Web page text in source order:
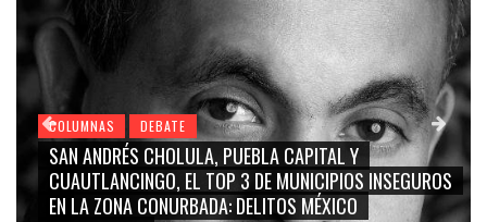
COLUMNAS DEBATE
GRACE PALOMARES, NAY SALVATORI, SERGIO
CARMEN SALINAS “LA CORCHOLATA”,
BLANCO, SILVIA PINAL: LA TRIVIALIZACIÓN Y